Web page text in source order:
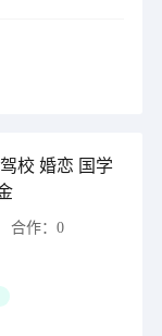
校 婚恋 国学
合作： 0